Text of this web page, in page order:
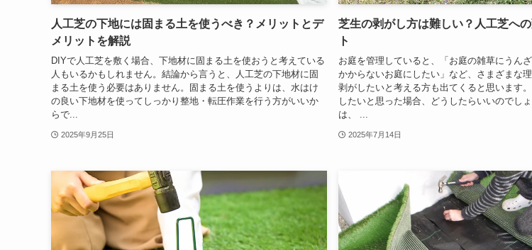
人工芝の下地には固まる土を使うべき？メリットとデ
メリットを解説
DIYで人工芝を敷く場合、下地材に固まる土を使おうと考えている
人もいるかもしれません。結論から言うと、人工芝の下地材に固
まる土を使う必要はありません。固まる土を使うよりは、水はけ
の良い下地材を使ってしっかり整地・転圧作業を行う方がいいか
らで...
2025年9月25日
芝生の剥がし方は難しい？人工芝へ
ト
お庭を管理していると、「お庭の雑草にうん
かからないお庭にしたい」など、さまざまな
剥がしたいと考える方も出てくると思います
したいと思った場合、どうしたらいいのでし
は、 ...
2025年7月14日